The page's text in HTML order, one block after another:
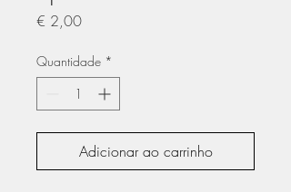
€ 2,00Preço
Quantidade *
Adicionar ao carrinho